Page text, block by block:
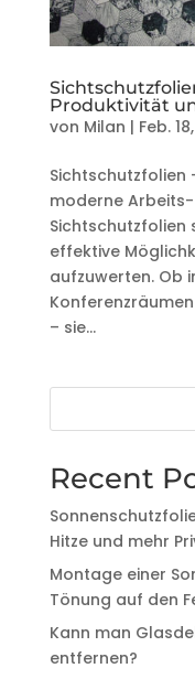
Produktivität
von Milan | Feb.
Sichtschutzfolien
moderne
Sichtschutzfolien
effektive
aufzuwerten. Ob
– sie...
Recent
Hitze und mehr
Montage einer
Tönung auf den
Kann man
entfernen?